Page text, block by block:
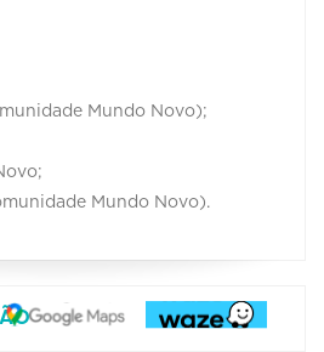
Mundo Novo);
Mundo Novo).